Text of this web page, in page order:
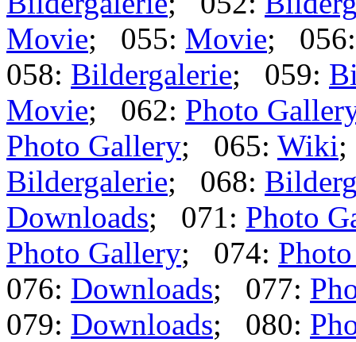
Movie; 055: Movie;
058: Bildergalerie; 059:
Movie; 062: Photo
Photo Gallery; 065: Wiki
Bildergalerie; 068:
Downloads; 071: Photo
Photo Gallery; 074:
076: Downloads; 077:
079: Downloads; 080: